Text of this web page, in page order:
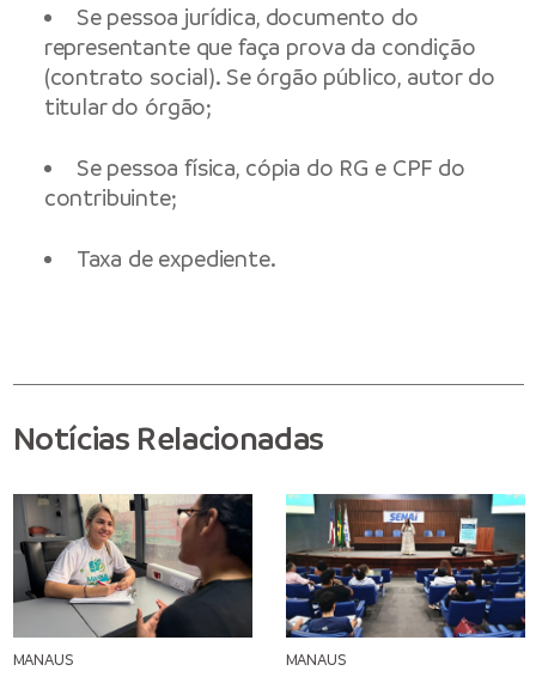
Se pessoa jurídica, documento do
representante que faça prova da condição
(contrato social). Se órgão público, autor do
titular do órgão;
Se pessoa física, cópia do RG e CPF do
contribuinte;
Taxa de expediente.
Notícias Relacionadas
MANAUS MANAUS